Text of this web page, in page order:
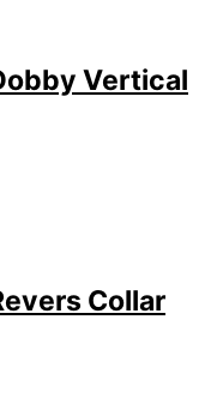
Vertical
Collar